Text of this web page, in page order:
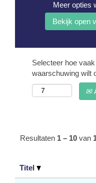
Meer opties
Selecteer hoe
waarschuwing wilt
Resultaten 1 – 10 van
Titel